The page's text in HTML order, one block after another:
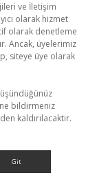
ve İletişim
olarak hizmet
olarak denetleme
Ancak, üyelerimiz
siteye üye olarak
bildirmeniz
kaldırılacaktır.